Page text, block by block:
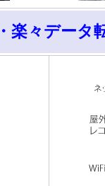
楽々データ